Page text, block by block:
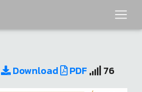
Download PDF 76